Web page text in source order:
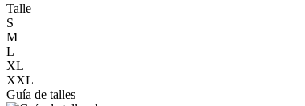
Talle
S
M
L
XL
XXL
Guía de talles